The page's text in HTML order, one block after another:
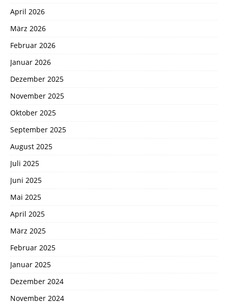
April 2026
März 2026
Februar 2026
Januar 2026
Dezember 2025
November 2025
Oktober 2025
September 2025
August 2025
Juli 2025
Juni 2025
Mai 2025
April 2025
März 2025
Februar 2025
Januar 2025
Dezember 2024
November 2024